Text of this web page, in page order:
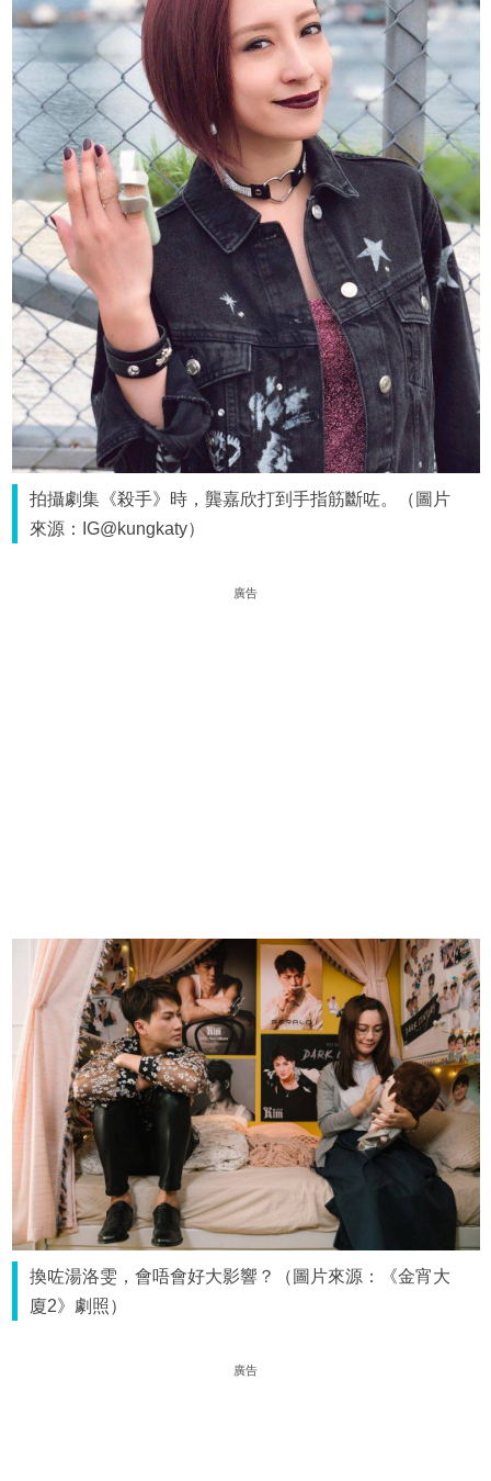
拍攝劇集《殺手》時，龔嘉欣打到手指筋斷咗。（圖片
來源：IG@kungkaty）
廣告
換咗湯洛雯，會唔會好大影響？（圖片來源：《金宵大
廈2》劇照）
廣告